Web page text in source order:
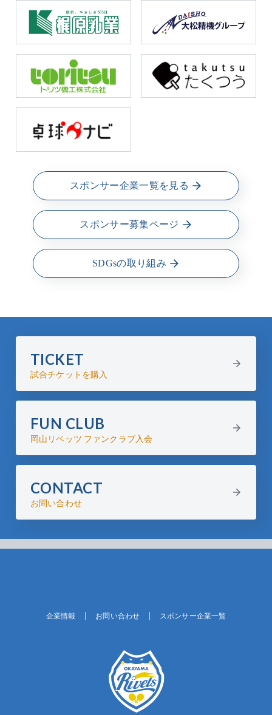
スポンサー企業一覧を見る
スポンサー募集ページ
SDGsの取り組み
TICKET
試合チケットを購入
FUN CLUB
岡山リベッツ ファンクラブ入会
CONTACT
お問い合わせ
企業情報 お問い合わせ スポンサー企業一覧